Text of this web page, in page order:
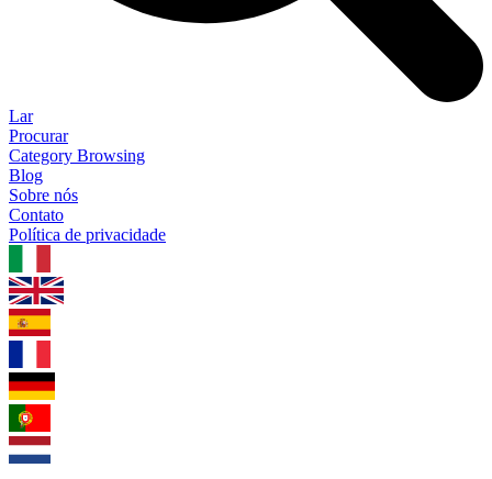
Lar
Procurar
Category Browsing
Blog
Sobre nós
Contato
Política de privacidade